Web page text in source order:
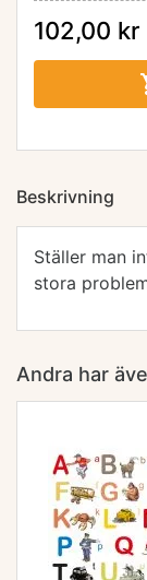
102,00 kr
Beskrivning
Ställer man
stora
Andra har